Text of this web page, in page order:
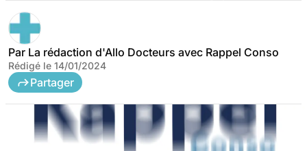
Par La rédaction d'Allo Docteurs avec Rappel Conso
Rédigé le 14/01/2024
Partager